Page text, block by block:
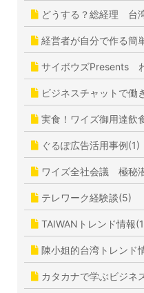
どうする？総経理 台
経営者が自分で作る簡
サイボウズPresents
ビジネスチャットで
実食！ワイズ御用達飲
ぐるぽ広告活用事例(1)
ワイズ全社会議 極秘
テレワーク経験談(5)
TAIWANトレンド情報
陳小姐的台湾トレン
カタカナで学ぶビジネ